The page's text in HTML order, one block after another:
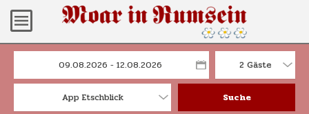
2 Gäste
App Etschblick Suche